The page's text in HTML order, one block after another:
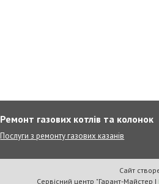
Ремонт газових котлів та колонок
Послуги з ремонту газових казанів
Сайт
Сервісний центр "Гарант-Майстер |